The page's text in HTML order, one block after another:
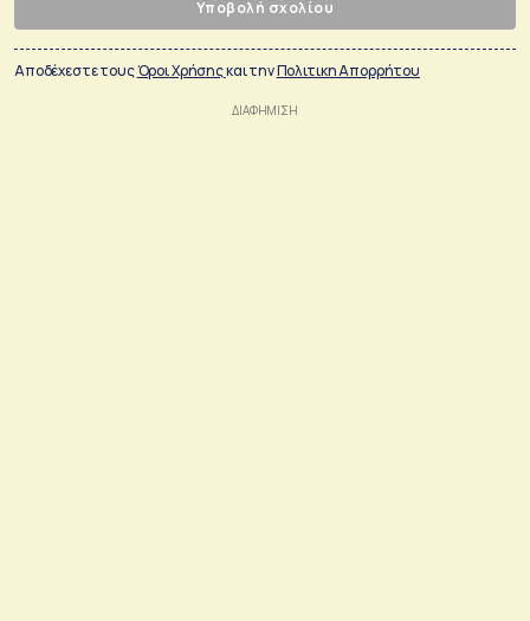
Υποβολή σχολίου
Αποδέχεστε τουςΌροι Χρήσηςκαι τηνΠολιτικη Απορρήτου